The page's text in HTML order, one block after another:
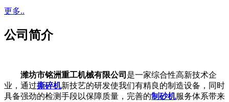
更多..
公司简介
潍坊市铭洲重工机械有限公司 是一家综合性高新技术企
业，通过撕碎机新技艺的研发使我们有精良的制造设备，同时
具备强劲的检测手段以保障质量，完善的制砂机服务体系带来